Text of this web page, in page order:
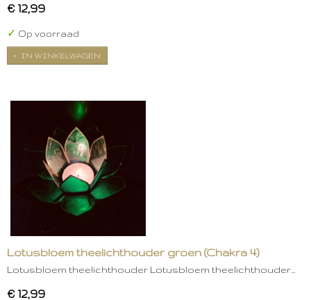
€ 12,99
✓ Op voorraad
IN WINKELWAGEN
Lotusbloem theelichthouder groen (Chakra 4)
Lotusbloem theelichthouder Lotusbloem theelichthouder…
€ 12,99